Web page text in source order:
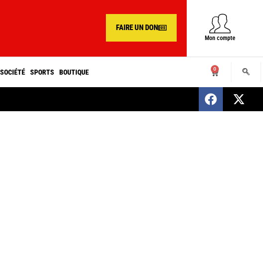
FAIRE UN DON
Mon compte
SOCIÉTÉ SPORTS BOUTIQUE 0
SENEGAL : Nomination d’un nouveau